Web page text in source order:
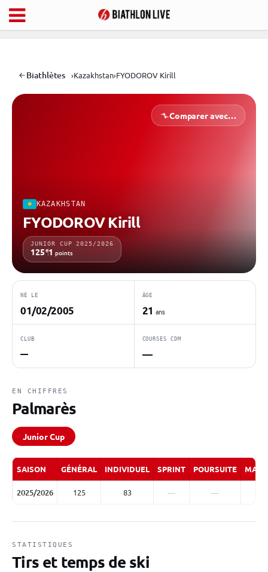
Biathlètes ›Kazakhstan›FYODOROV Kirill
KAZAKHSTAN
FYODOROV Kirill
JUNIOR CUP 2025/2026
125e1 points
Comparer avec…
NÉ LE
01/02/2005
ÂGE
21 ans
CLUB
—
COURSES CDM
—
EN CHIFFRES
Palmarès
Junior Cup
SAISON GÉNÉRAL INDIVIDUEL SPRINT POURSUITE
2025/2026 125 83 — —
STATISTIQUES
Tirs et temps de ski